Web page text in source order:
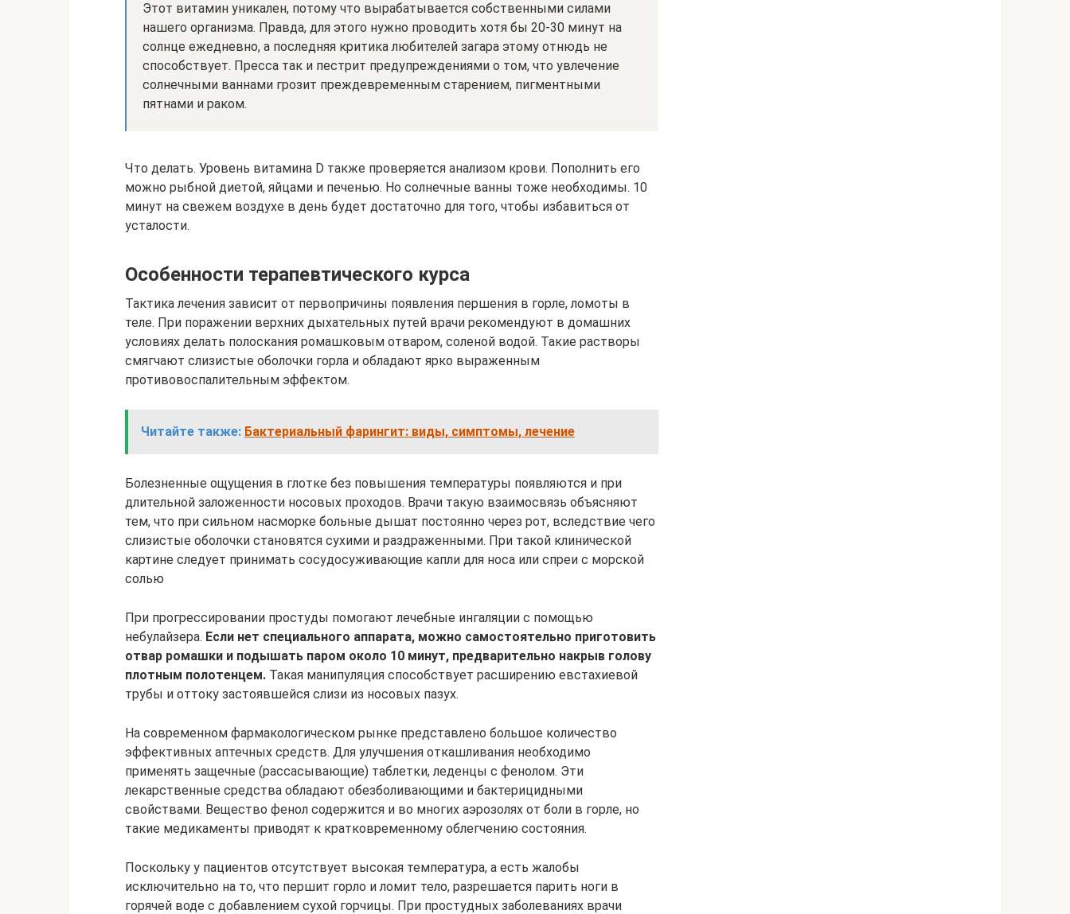
Этот витамин уникален, потому что вырабатывается собственными силами
нашего организма. Правда, для этого нужно проводить хотя бы 20-30 минут на
солнце ежедневно, а последняя критика любителей загара этому отнюдь не
способствует. Пресса так и пестрит предупреждениями о том, что увлечение
солнечными ваннами грозит преждевременным старением, пигментными
пятнами и раком.
Что делать. Уровень витамина D также проверяется анализом крови. Пополнить его
можно рыбной диетой, яйцами и печенью. Но солнечные ванны тоже необходимы. 10
минут на свежем воздухе в день будет достаточно для того, чтобы избавиться от
усталости.
Особенности терапевтического курса
Тактика лечения зависит от первопричины появления першения в горле, ломоты в
теле. При поражении верхних дыхательных путей врачи рекомендуют в домашних
условиях делать полоскания ромашковым отваром, соленой водой. Такие растворы
смягчают слизистые оболочки горла и обладают ярко выраженным
противовоспалительным эффектом.
Читайте также: Бактериальный фарингит: виды, симптомы, лечение
Болезненные ощущения в глотке без повышения температуры появляются и при
длительной заложенности носовых проходов. Врачи такую взаимосвязь объясняют
тем, что при сильном насморке больные дышат постоянно через рот, вследствие чего
слизистые оболочки становятся сухими и раздраженными. При такой клинической
картине следует принимать сосудосуживающие капли для носа или спреи с морской
солью
При прогрессировании простуды помогают лечебные ингаляции с помощью
небулайзера. Если нет специального аппарата, можно самостоятельно приготовить
отвар ромашки и подышать паром около 10 минут, предварительно накрыв голову
плотным полотенцем. Такая манипуляция способствует расширению евстахиевой
трубы и оттоку застоявшейся слизи из носовых пазух.
На современном фармакологическом рынке представлено большое количество
эффективных аптечных средств. Для улучшения откашливания необходимо
применять защечные (рассасывающие) таблетки, леденцы с фенолом. Эти
лекарственные средства обладают обезболивающими и бактерицидными
свойствами. Вещество фенол содержится и во многих аэрозолях от боли в горле, но
такие медикаменты приводят к кратковременному облегчению состояния.
Поскольку у пациентов отсутствует высокая температура, а есть жалобы
исключительно на то, что першит горло и ломит тело, разрешается парить ноги в
горячей воде с добавлением сухой горчицы. При простудных заболеваниях врачи